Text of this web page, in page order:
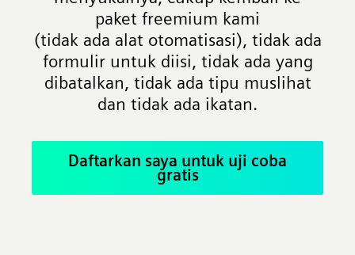
paket freemium kami
(tidak ada alat otomatisasi), tidak ada
formulir untuk diisi, tidak ada yang
dibatalkan, tidak ada tipu muslihat
dan tidak ada ikatan.
Daftarkan saya untuk uji coba
gratis